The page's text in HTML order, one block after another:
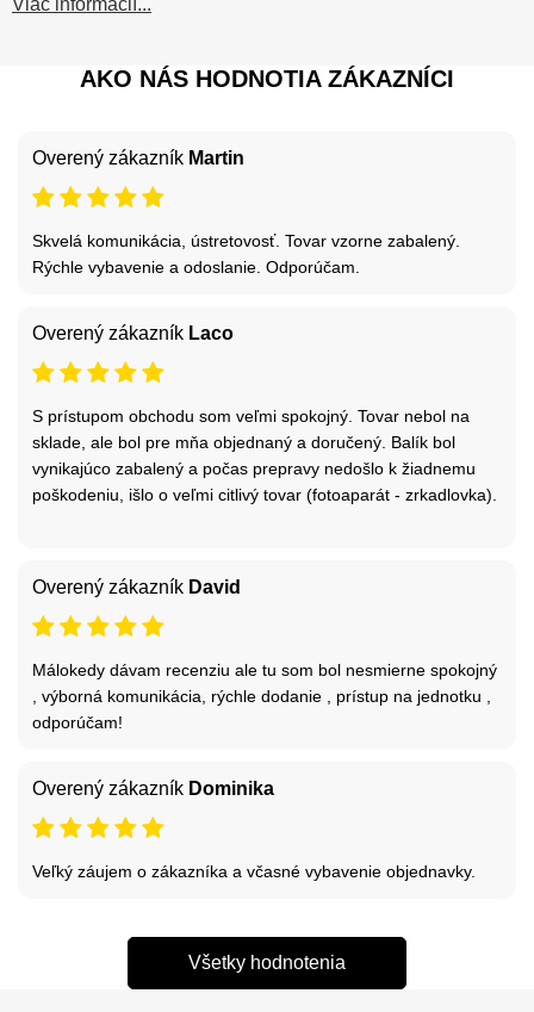
AKO NÁS HODNOTIA ZÁKAZNÍCI
Overený zákazník Martin
Skvelá komunikácia, ústretovosť. Tovar vzorne zabalený.
Rýchle vybavenie a odoslanie. Odporúčam.
Overený zákazník Laco
S prístupom obchodu som veľmi spokojný. Tovar nebol na
sklade, ale bol pre mňa objednaný a doručený. Balík bol
vynikajúco zabalený a počas prepravy nedošlo k žiadnemu
poškodeniu, išlo o veľmi citlivý tovar (fotoaparát - zrkadlovka).
Overený zákazník David
Málokedy dávam recenziu ale tu som bol nesmierne spokojný
, výborná komunikácia, rýchle dodanie , prístup na jednotku ,
odporúčam!
Overený zákazník Dominika
Veľký záujem o zákazníka a včasné vybavenie objednavky.
Všetky hodnotenia